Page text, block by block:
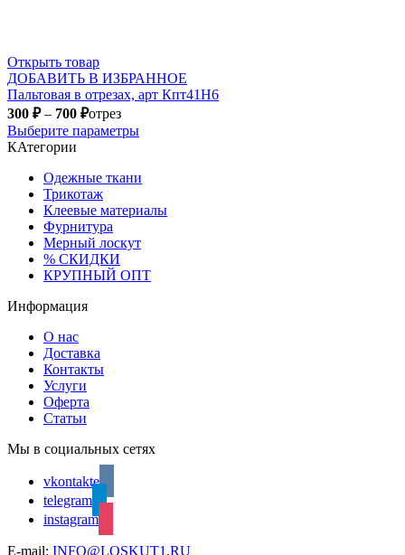
Открыть товар
ДОБАВИТЬ В ИЗБРАННОЕ
Пальтовая в отрезах, арт Кпт41Н6
300 ₽– 700 ₽отрез
Выберите параметры
КАтегории
Одежные ткани
Трикотаж
Клеевые материалы
Фурнитура
Мерный лоскут
% СКИДКИ
КРУПНЫЙ ОПТ
Информация
О нас
Доставка
Контакты
Услуги
Оферта
Статьи
Мы в социальных сетях
vkontakte
telegram
instagram
E-mail: INFO@LOSKUT1.RU